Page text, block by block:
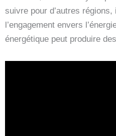
suivre pour d’autres
l’engagement envers
énergétique peut produire